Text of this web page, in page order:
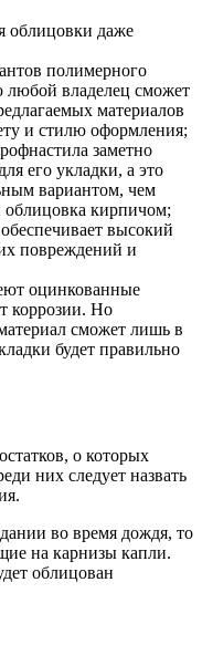
облицовки даже
полимерного
любой владелец сможет
материалов
и стилю оформления;
заметно
его укладки, а это
вариантом, чем
кирпичом;
высокий
повреждений и
оцинкованные
коррозии. Но
сможет лишь в
будет правильно
о которых
них следует назвать
во время дождя, то
на карнизы капли.
облицован